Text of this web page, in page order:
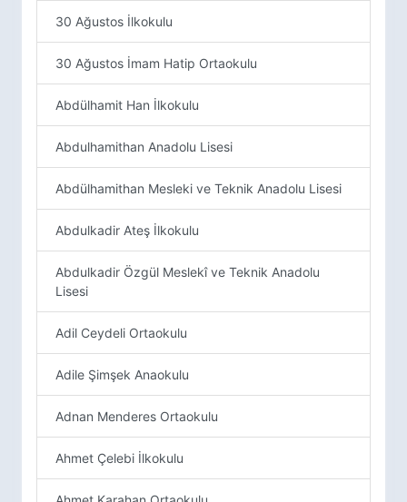
30 Ağustos İlkokulu
30 Ağustos İmam Hatip Ortaokulu
Abdülhamit Han İlkokulu
Abdulhamithan Anadolu Lisesi
Abdülhamithan Mesleki ve Teknik Anadolu Lisesi
Abdulkadir Ateş İlkokulu
Abdulkadir Özgül Meslekî ve Teknik Anadolu
Lisesi
Adil Ceydeli Ortaokulu
Adile Şimşek Anaokulu
Adnan Menderes Ortaokulu
Ahmet Çelebi İlkokulu